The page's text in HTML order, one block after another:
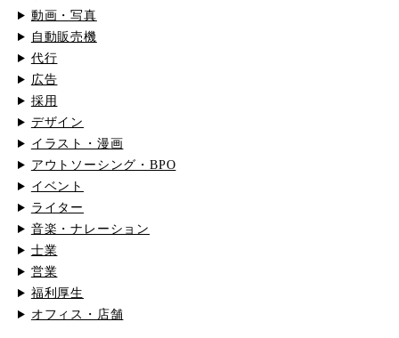
動画・写真
自動販売機
代行
広告
採用
デザイン
イラスト・漫画
アウトソーシング・BPO
イベント
ライター
音楽・ナレーション
士業
営業
福利厚生
オフィス・店舗